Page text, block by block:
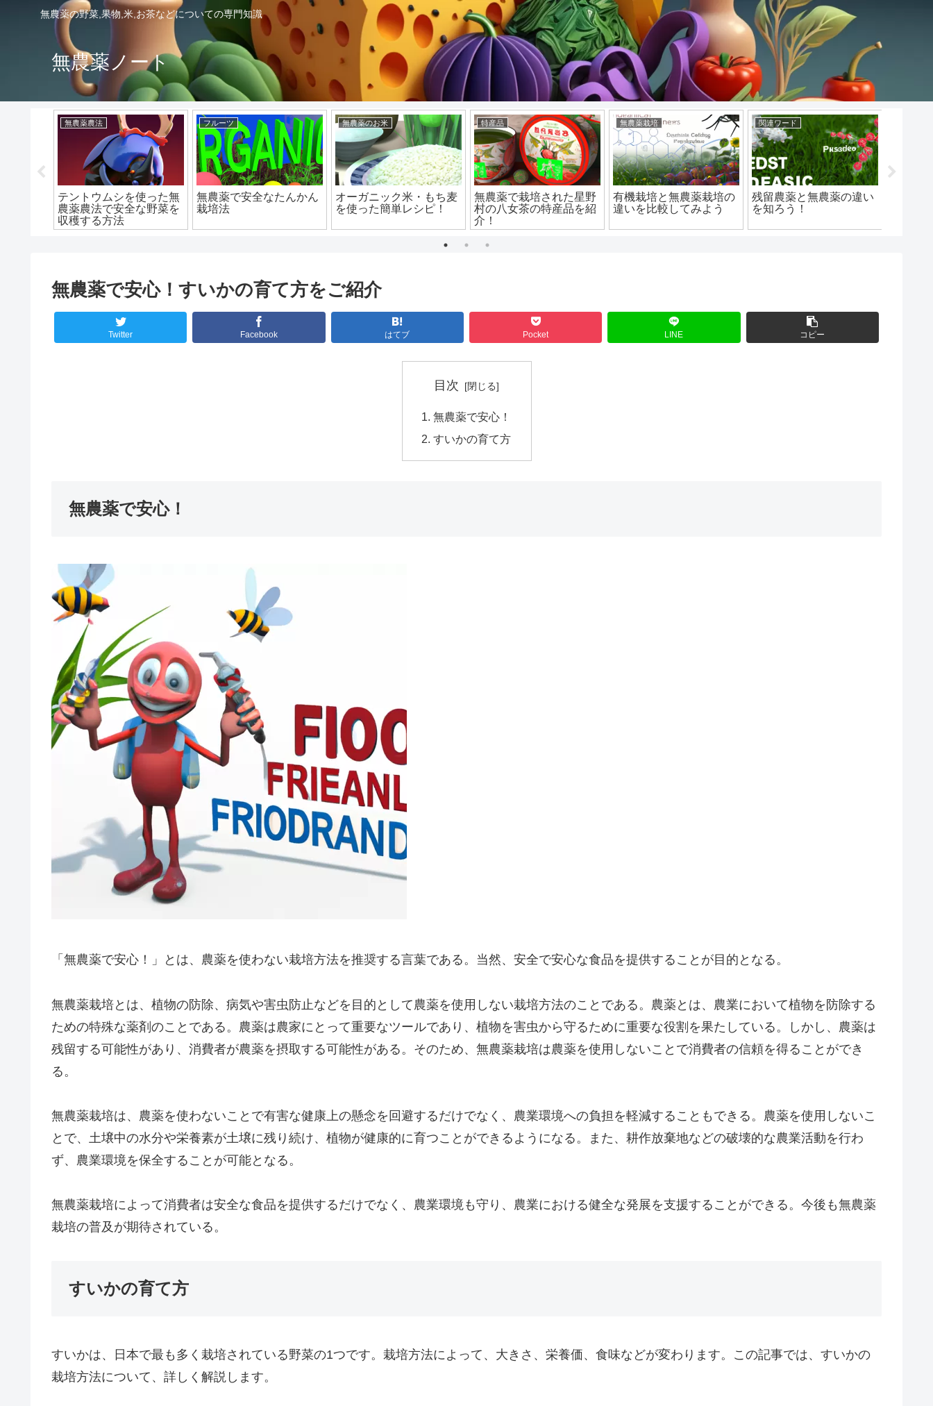
無農薬の野菜,果物,米,お茶などについての専門知識
無農薬ノート
無農薬農法
テントウムシを使った無
農薬農法で安全な野菜を
収穫する方法
フルーツ
無農薬で安全なたんかん
栽培法
無農薬のお米
オーガニック米・もち麦
を使った簡単レシピ！
特産品
無農薬で栽培された星野
村の八女茶の特産品を紹
介！
無農薬栽培
有機栽培と無農薬栽培の
違いを比較してみよう
関連ワード
残留農薬と無農薬の違い
を知ろう！
無農薬で安心！すいかの育て方をご紹介
Twitter Facebook はてブ Pocket LINE コピー
目次
無農薬で安心！
すいかの育て方
無農薬で安心！
「無農薬で安心！」とは、農薬を使わない栽培方法を推奨する言葉である。当然、安全で安心な食品を提供することが目的となる。
無農薬栽培とは、植物の防除、病気や害虫防止などを目的として農薬を使用しない栽培方法のことである。農薬とは、農業において植物を防除する
ための特殊な薬剤のことである。農薬は農家にとって重要なツールであり、植物を害虫から守るために重要な役割を果たしている。しかし、農薬は
残留する可能性があり、消費者が農薬を摂取する可能性がある。そのため、無農薬栽培は農薬を使用しないことで消費者の信頼を得ることができ
る。
無農薬栽培は、農薬を使わないことで有害な健康上の懸念を回避するだけでなく、農業環境への負担を軽減することもできる。農薬を使用しないこ
とで、土壌中の水分や栄養素が土壌に残り続け、植物が健康的に育つことができるようになる。また、耕作放棄地などの破壊的な農業活動を行わ
ず、農業環境を保全することが可能となる。
無農薬栽培によって消費者は安全な食品を提供するだけでなく、農業環境も守り、農業における健全な発展を支援することができる。今後も無農薬
栽培の普及が期待されている。
すいかの育て方
すいかは、日本で最も多く栽培されている野菜の1つです。栽培方法によって、大きさ、栄養価、食味などが変わります。この記事では、すいかの
栽培方法について、詳しく解説します。